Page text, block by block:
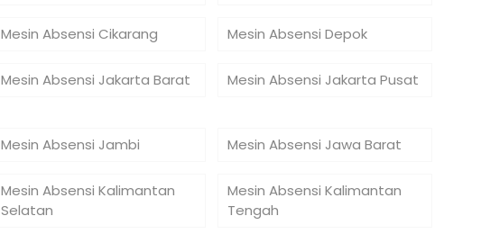
Mesin Absensi Cikarang Mesin Absensi Depok
Mesin Absensi Jakarta Barat Mesin Absensi Jakarta Pusat
Mesin Absensi Jambi Mesin Absensi Jawa Barat
Mesin Absensi Kalimantan
Selatan
Mesin Absensi Kalimantan
Tengah